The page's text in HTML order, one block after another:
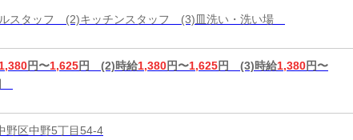
スタッフ (2)キッチンスタッフ (3)皿洗い・洗い場
1,380円〜1,625円 (2)時給1,380円〜1,625円 (3)時給1,380円〜
野区中野5丁目54-4